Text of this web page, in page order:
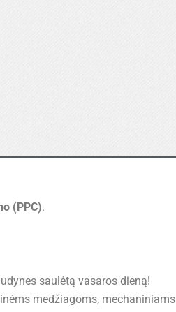
(PPC).
saulėtą vasaros dieną!
medžiagoms, mechaniniams